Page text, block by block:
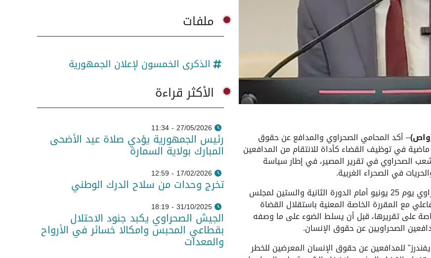
– أكد المحامي الصحراوي والمدافع عن حقوق
في توظيف القضاء كأداة للانتقام من المدافعين
الصحراوي في تقرير المصير، في إطار سياسة
في الصحراء الغربية.
جاء ذلك في المداخلة الشفوية التي ألقاها المحامي الصحراوي يوم 25 يونيو أمام الدورة الثانية والستين لمجلس
مع المقررة الخاصة المعنية باستقلال القضاة
على تقريرها، قبل أن يسلط الضوء على ما وصفه
الصحراويين عن حقوق الإنسان.
للمدافعين عن حقوق الإنسان المعرضين للخطر
ملفات
الذكرى الخمسون لإعلان الجمهورية
الأكثر قراءة
27/05/2026 - 11:34
رئيس الجمهورية يؤدي صلاة عيد الأضحى
المبارك بولاية السمارة
17/02/2026 - 12:59
تخرج وحدات من سلاح الدرك الوطني
31/10/2025 - 18:19
الجيش الصحراوي يكبد جنود الاحتلال
بقطاعي المحبس وامكالا خسائر في الأرواح
والمعدات